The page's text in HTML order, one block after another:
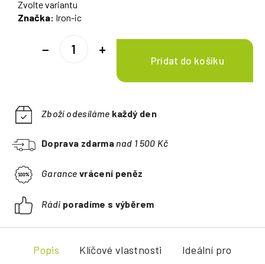
Zvolte variantu
Značka: Iron-ic
+
−
Zboží odesíláme každý den
Doprava zdarma nad 1 500 Kč
Garance vrácení peněz
Rádi poradíme s výběrem
Popis Klíčové vlastnosti Ideální pro